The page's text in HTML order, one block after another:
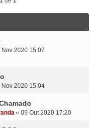
Nov 2020 15:07
Nov 2020 15:04
« 09 Out 2020 17:20